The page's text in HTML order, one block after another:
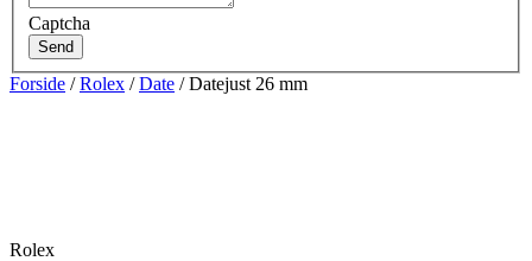
Captcha
Send
Forside /Rolex /Date / Datejust 26 mm
Rolex